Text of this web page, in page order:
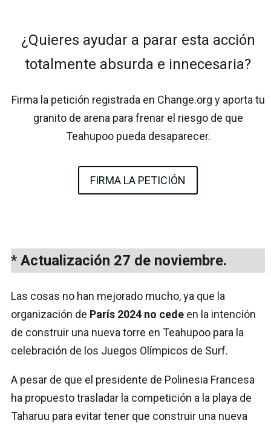
¿Quieres ayudar a parar esta acción
totalmente absurda e innecesaria?
Firma la petición registrada en Change.org y aporta tu
granito de arena para frenar el riesgo de que
Teahupoo pueda desaparecer.
FIRMA LA PETICIÓN
* Actualización 27 de noviembre.
Las cosas no han mejorado mucho, ya que la
organización de París 2024 no cede en la intención
de construir una nueva torre en Teahupoo para la
celebración de los Juegos Olímpicos de Surf.
A pesar de que el presidente de Polinesia Francesa
ha propuesto trasladar la competición a la playa de
Taharuu para evitar tener que construir una nueva